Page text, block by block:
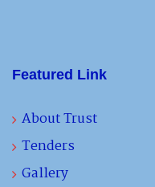
Featured Link
About Trust
Tenders
Gallery